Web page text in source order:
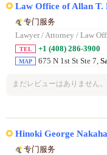
Law Office of Allan T.
专门服务
Lawyer / Attorney / Law
TEL +1 (408) 286-3900
MAP 675 N 1st St Ste 7,
まだレビューはありません。
Hinoki George
专门服务